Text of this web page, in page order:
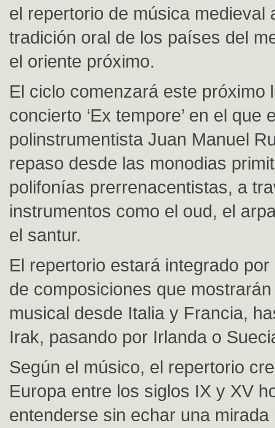
el repertorio de música medieval
tradición oral de los países del
el oriente próximo.
El ciclo comenzará este próximo
concierto ‘Ex tempore’ en el que
polinstrumentista Juan Manuel
repaso desde las monodias
polifonías prerrenacentistas, a
instrumentos como el oud, el
el santur.
El repertorio estará integrado
de composiciones que
musical desde Italia y Francia,
Irak, pasando por Irlanda o
Según el músico, el repertorio
Europa entre los siglos IX y XV
entenderse sin echar una mirada